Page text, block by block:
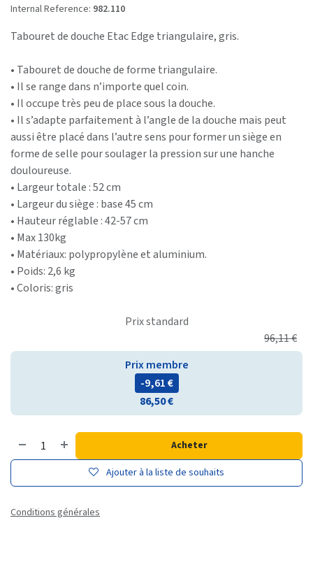
Internal Reference: 982.110
Tabouret de douche Etac Edge triangulaire, gris.
• Tabouret de douche de forme triangulaire.
• Il se range dans n’importe quel coin.
• Il occupe très peu de place sous la douche.
• Il s’adapte parfaitement à l’angle de la douche mais peut
aussi être placé dans l’autre sens pour former un siège en
forme de selle pour soulager la pression sur une hanche
douloureuse.
• Largeur totale : 52 cm
• Largeur du siège : base 45 cm
• Hauteur réglable : 42-57 cm
• Max 130kg
• Matériaux: polypropylène et aluminium.
• Poids: 2,6 kg
• Coloris: gris
Prix standard
96,11€
Prix membre
- 9,61€
86,50€
Acheter
Ajouter à la liste de souhaits
Conditions générales